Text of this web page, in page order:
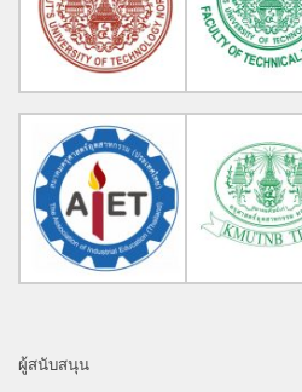
ผู้สนับสนุน